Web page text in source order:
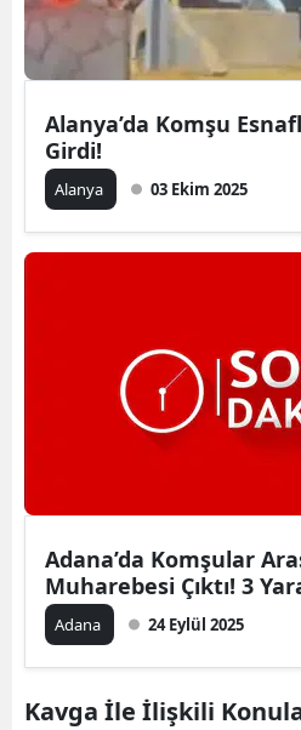
Alanya’da Komşu
Girdi!
Alanya 03 Ekim 2025
Adana’da Komşular
Muharebesi Çıktı! 3
Adana 24 Eylül 2025
Kavga İle İlişkili